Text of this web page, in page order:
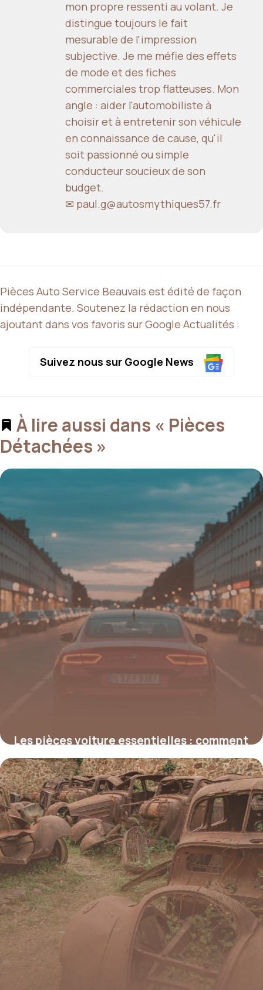
mon propre ressenti au volant. Je
distingue toujours le fait
mesurable de l'impression
subjective. Je me méfie des effets
de mode et des fiches
commerciales trop flatteuses. Mon
angle : aider l'automobiliste à
choisir et à entretenir son véhicule
en connaissance de cause, qu'il
soit passionné ou simple
conducteur soucieux de son
budget.
✉ paul.g@autosmythiques57.fr
Pièces Auto Service Beauvais est édité de façon
indépendante. Soutenez la rédaction en nous
ajoutant dans vos favoris sur Google Actualités :
Suivez nous sur Google News
À lire aussi dans « Pièces
Détachées »
Les pièces voiture essentielles : comment
choisir et assurer leur longévité
19 mai 2026